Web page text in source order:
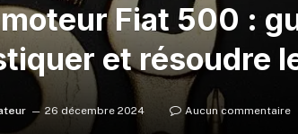
Fiat 500 :
et résoudre
26 décembre 2024 Aucun commentaire